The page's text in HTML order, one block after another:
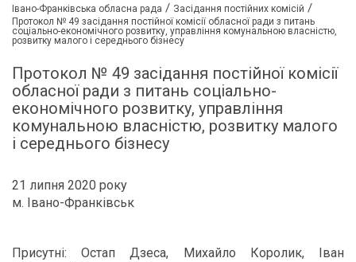
Івано-Франківська обласна рада / Засідання постійних комісій /
Протокол № 49 засідання постійної комісії обласної ради з питань
соціально-економічного розвитку, управління комунальною власністю,
розвитку малого і середнього бізнесу
Протокол № 49 засідання постійної комісії
обласної ради з питань соціально-
економічного розвитку, управління
комунальною власністю, розвитку малого
і середнього бізнесу
21 липня 2020 року
м. Івано-Франківськ
Присутні: Остап Дзеса, Михайло Королик, Іван